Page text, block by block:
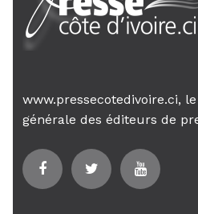
www.pressecotedivoire.ci,
générale des éditeurs de